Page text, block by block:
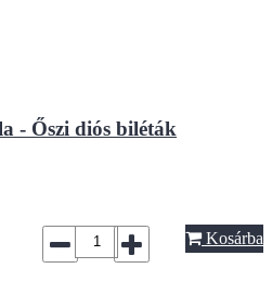
- Őszi diós biléták
Kosárba